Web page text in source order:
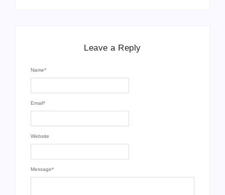
Leave a Reply
Message*
Name*
Email*
Website